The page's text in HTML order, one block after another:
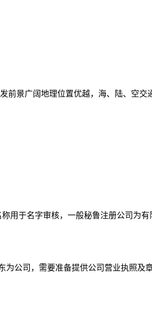
前景广阔地理位置优越，海、陆、空交
用于名字审核，一般秘鲁注册公司为有
为公司，需要准备提供公司营业执照及